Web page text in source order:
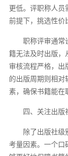
更低。评职称人员
前提下，挑选性价
职称评审通常
籍无法及时出版，
审核流程严格，出
的出版周期则相对
素，确保书籍能在
四、关注出版
除了出版社级
考量因素。一个口